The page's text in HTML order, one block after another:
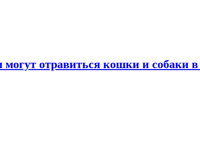
отравиться кошки и собаки